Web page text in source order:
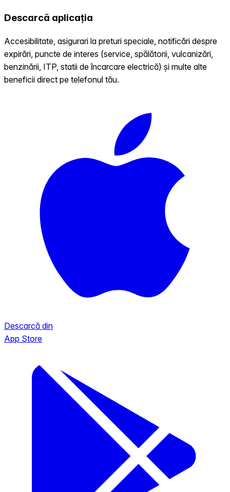
Descarcă aplicația
Accesibilitate, asigurari la preturi speciale, notificări despre
expirări, puncte de interes (service, spălătorii, vulcanizări,
benzinării, ITP, statii de încarcare electrică) și multe alte
beneficii direct pe telefonul tău.
Descarcă din
App Store